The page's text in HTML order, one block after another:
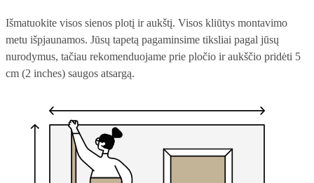
Išmatuokite visos sienos plotį ir aukštį. Visos kliūtys montavimo
metu išpjaunamos. Jūsų tapetą pagaminsime tiksliai pagal jūsų
nurodymus, tačiau rekomenduojame prie pločio ir aukščio pridėti 5
cm (2 inches) saugos atsargą.